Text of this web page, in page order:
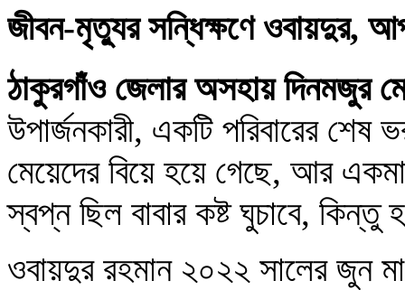
জীবন-মৃত্যুর সন্ধিক্ষণে ওবায়দুর,
ঠাকুরগাঁও জেলার অসহায় দিনমজুর
উপার্জনকারী, একটি পরিবারের
মেয়েদের বিয়ে হয়ে গেছে, আর
স্বপ্ন ছিল বাবার কষ্ট ঘুচাবে,
ওবায়দুর রহমান ২০২২ সালের জুন